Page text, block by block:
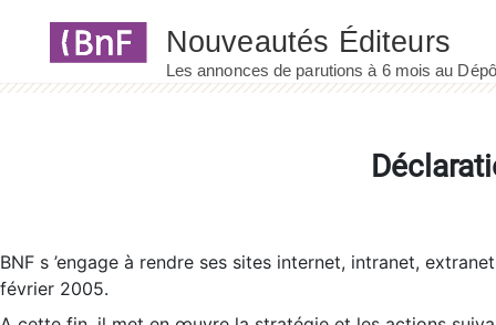
BNF s ’engage à rendre ses sites internet, intranet,
février 2005.